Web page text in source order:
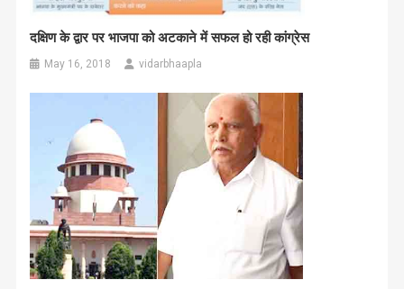
दक्षिण के द्वार पर भाजपा को अटकाने में सफल हो रही कांग्रेस
May 16, 2018 vidarbhaapla